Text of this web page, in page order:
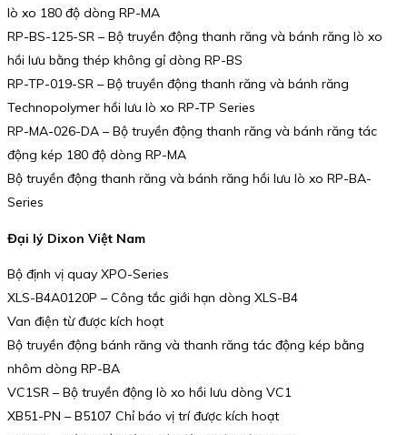
lò xo 180 độ dòng RP-MA
RP-BS-125-SR – Bộ truyền động thanh răng và bánh răng lò xo
hồi lưu bằng thép không gỉ dòng RP-BS
RP-TP-019-SR – Bộ truyền động thanh răng và bánh răng
Technopolymer hồi lưu lò xo RP-TP Series
RP-MA-026-DA – Bộ truyền động thanh răng và bánh răng tác
động kép 180 độ dòng RP-MA
Bộ truyền động thanh răng và bánh răng hồi lưu lò xo RP-BA-
Series
Đại lý Dixon Việt Nam
Bộ định vị quay XPO-Series
XLS-B4A0120P – Công tắc giới hạn dòng XLS-B4
Van điện từ được kích hoạt
Bộ truyền động bánh răng và thanh răng tác động kép bằng
nhôm dòng RP-BA
VC1SR – Bộ truyền động lò xo hồi lưu dòng VC1
XB51-PN – B5107 Chỉ báo vị trí được kích hoạt